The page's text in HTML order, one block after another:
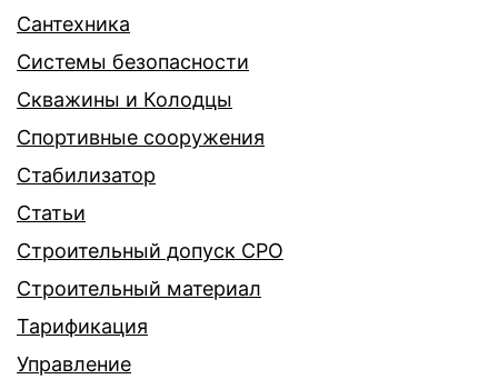
Сантехника
Системы безопасности
Скважины и Колодцы
Спортивные сооружения
Стабилизатор
Статьи
Строительный допуск СРО
Строительный материал
Тарификация
Управление